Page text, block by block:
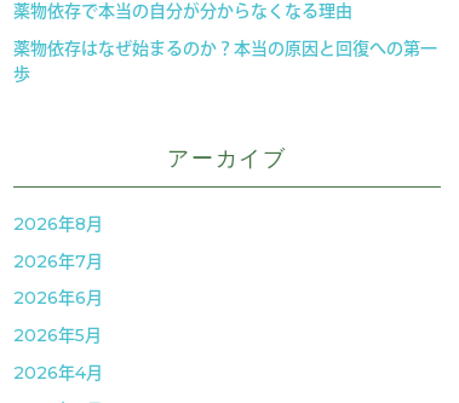
薬物依存で本当の自分が分からなくなる理由
薬物依存はなぜ始まるのか？本当の原因と回復への第一
歩
アーカイブ
2026年8月
2026年7月
2026年6月
2026年5月
2026年4月